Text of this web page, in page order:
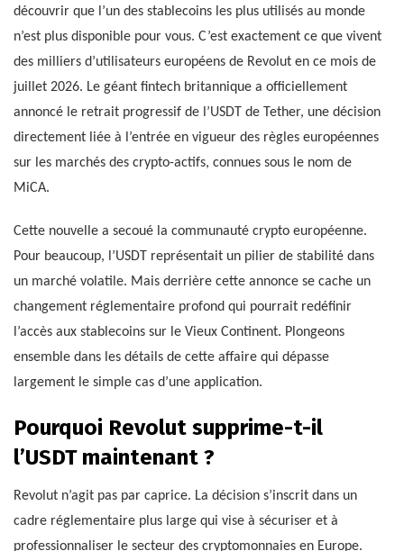
découvrir que l’un des stablecoins les plus utilisés au monde
n’est plus disponible pour vous. C’est exactement ce que vivent
des milliers d’utilisateurs européens de Revolut en ce mois de
juillet 2026. Le géant fintech britannique a officiellement
annoncé le retrait progressif de l’USDT de Tether, une décision
directement liée à l’entrée en vigueur des règles européennes
sur les marchés des crypto-actifs, connues sous le nom de
MiCA.
Cette nouvelle a secoué la communauté crypto européenne.
Pour beaucoup, l’USDT représentait un pilier de stabilité dans
un marché volatile. Mais derrière cette annonce se cache un
changement réglementaire profond qui pourrait redéfinir
l’accès aux stablecoins sur le Vieux Continent. Plongeons
ensemble dans les détails de cette affaire qui dépasse
largement le simple cas d’une application.
Pourquoi Revolut supprime-t-il
l’USDT maintenant ?
Revolut n’agit pas par caprice. La décision s’inscrit dans un
cadre réglementaire plus large qui vise à sécuriser et à
professionnaliser le secteur des cryptomonnaies en Europe.